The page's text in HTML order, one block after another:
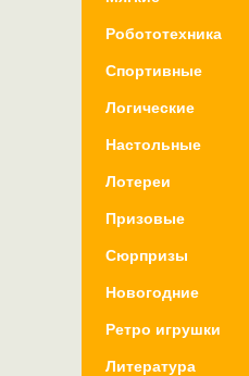
Робототехника
Спортивные
Логические
Настольные
Лотереи
Призовые
Сюрпризы
Новогодние
Ретро игрушки
Литература